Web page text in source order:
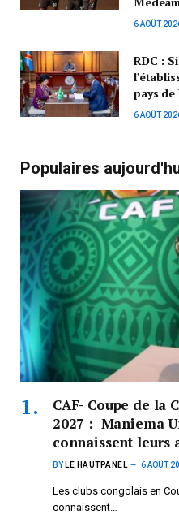
6 AOÛT
RDC :
pays de
6 AOÛT
Populaires
CAF- Coupe de la
2027 : Maniema
connaissent leurs
BY LE HAUTPANEL 6 AOÛT
Les clubs congolais en
connaissent…